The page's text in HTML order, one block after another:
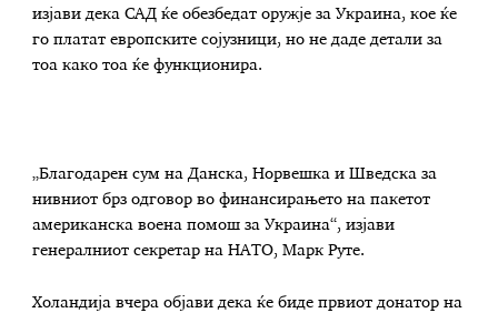
изјави дека САД ќе обезбедат оружје за Украина, кое ќе
го платат европските сојузници, но не даде детали за
тоа како тоа ќе функционира.
„Благодарен сум на Данска, Норвешка и Шведска за
нивниот брз одговор во финансирањето на пакетот
американска воена помош за Украина“, изјави
генералниот секретар на НАТО, Марк Руте.
Холандија вчера објави дека ќе биде првиот донатор на